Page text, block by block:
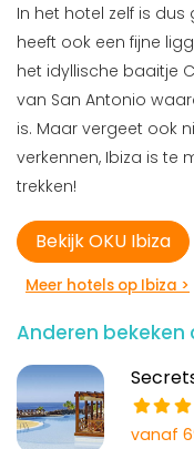
In het hotel zelf is dus
heeft ook een fijne
het idyllische baaitje
van San Antonio
is. Maar vergeet ook
verkennen, Ibiza is te
trekken!
Bekijk OKU Ibiza
Meer hotels op Ibiza >
Anderen bekeken
vanaf